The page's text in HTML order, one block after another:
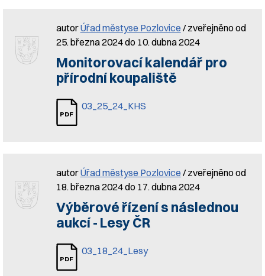
autorÚřad městyse Pozlovice / zveřejněno od
25. března 2024 do 10. dubna 2024
Monitorovací kalendář pro
přírodní koupaliště
03_25_24_KHS
autorÚřad městyse Pozlovice / zveřejněno od
18. března 2024 do 17. dubna 2024
Výběrové řízení s následnou
aukcí - Lesy ČR
03_18_24_Lesy